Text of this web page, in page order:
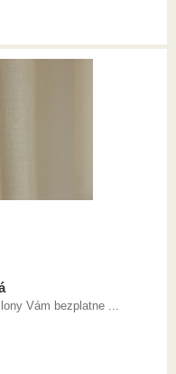
Vám bezplatne ...